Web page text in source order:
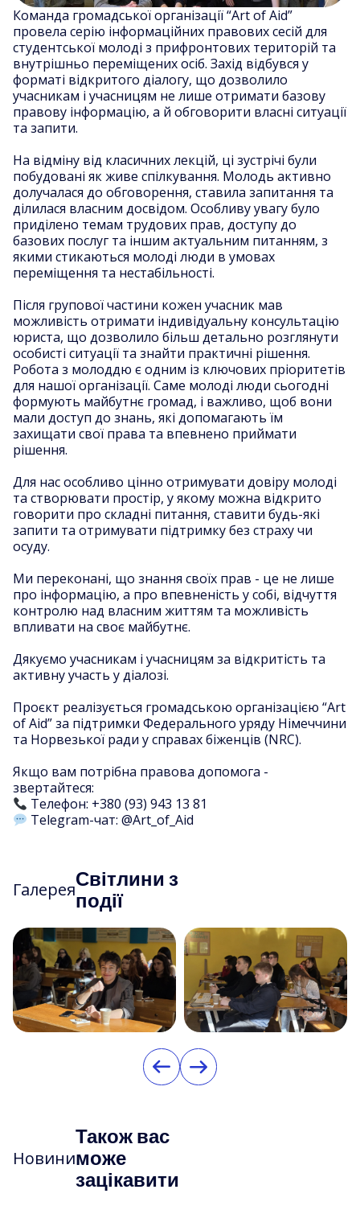
Команда громадської організації “Art of Aid”
провела серію інформаційних правових сесій для
студентської молоді з прифронтових територій та
внутрішньо переміщених осіб. Захід відбувся у
форматі відкритого діалогу, що дозволило
учасникам і учасницям не лише отримати базову
правову інформацію, а й обговорити власні ситуації
та запити.
На відміну від класичних лекцій, ці зустрічі були
побудовані як живе спілкування. Молодь активно
долучалася до обговорення, ставила запитання та
ділилася власним досвідом. Особливу увагу було
приділено темам трудових прав, доступу до
базових послуг та іншим актуальним питанням, з
якими стикаються молоді люди в умовах
переміщення та нестабільності.
Після групової частини кожен учасник мав
можливість отримати індивідуальну консультацію
юриста, що дозволило більш детально розглянути
особисті ситуації та знайти практичні рішення.
Робота з молоддю є одним із ключових пріоритетів
для нашої організації. Саме молоді люди сьогодні
формують майбутнє громад, і важливо, щоб вони
мали доступ до знань, які допомагають їм
захищати свої права та впевнено приймати
рішення.
Для нас особливо цінно отримувати довіру молоді
та створювати простір, у якому можна відкрито
говорити про складні питання, ставити будь-які
запити та отримувати підтримку без страху чи
осуду.
Ми переконані, що знання своїх прав - це не лише
про інформацію, а про впевненість у собі, відчуття
контролю над власним життям та можливість
впливати на своє майбутнє.
Дякуємо учасникам і учасницям за відкритість та
активну участь у діалозі.
Проєкт реалізується громадською організацією “Art
of Aid” за підтримки Федерального уряду Німеччини
та Норвезької ради у справах біженців (NRC).
Якщо вам потрібна правова допомога -
звертайтеся:
Телефон: +380 (93) 943 13 81
Telegram-чат: @Art_of_Aid
ГалереяСвітлини з
події
Новини
Також вас
може
зацікавити